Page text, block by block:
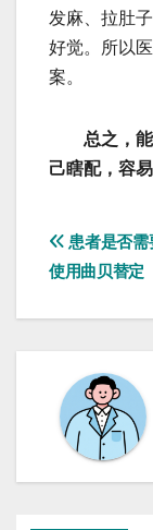
发麻、拉肚
好觉。所以
案。
总之，能
己瞎配，容易
文
章
航
患者是否
使用曲贝替定